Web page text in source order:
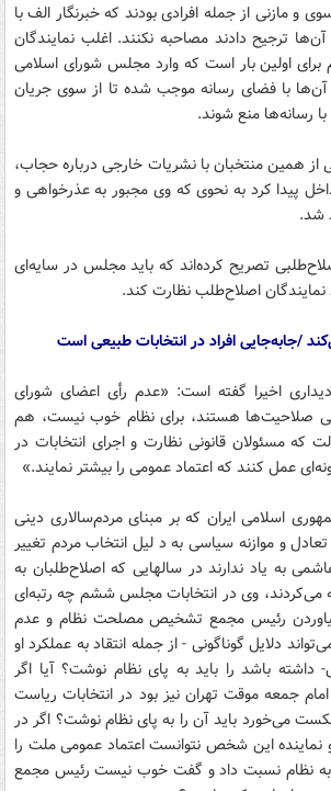
و مازنی از جمله افرادی بودند که خبرنگار الف با
ترجیح دادند مصاحبه نکنند. اغلب نمایندگان
اولین بار است که وارد مجلس شورای اسلامی
با فضای رسانه موجب شده تا از سوی جریان
رسانه‌ها منع شوند.
همین منتخبان با نشریات خارجی درباره حجاب،
پیدا کرد به نحوی که وی مجبور به عذرخواهی و
شد.
تصریح کرده‌اند که باید مجلس در سایه‌ای
اصلاح‌طلب نظارت کند.
جابه‌جایی افراد در انتخابات طبیعی است
اخیرا گفته است:‌ «عدم رأی اعضای شورای
صلاحیت‌ها هستند، برای نظام خوب نیست، هم
که مسئولان قانونی نظارت و اجرای انتخابات در
عمل کنند که اعتماد عمومی را بیشتر نمایند.»
اسلامی ایران که بر مبنای مردم‌سالاری دینی
و موازنه سیاسی به د لیل انتخاب مردم تغییر
به یاد ندارند در سالهایی که اصلاح‌طلبان به
وی در انتخابات مجلس ششم چه رتبه‌ای
رئیس مجمع تشخیص مصلحت نظام و عدم
دلایل گوناگونی - از جمله انتقاد به عملکرد او
داشته باشد را باید به پای نظام نوشت؟ آیا اگر
جمعه موقت تهران نیز بود در انتخابات ریاست
می‌خورد باید آن را به پای نظام نوشت؟ اگر در
سال 88 تفکر و نماینده این شخص نتوانست اعتماد عمومی ملت را
به نظام نسبت داد و گفت خوب نیست رئیس مجمع